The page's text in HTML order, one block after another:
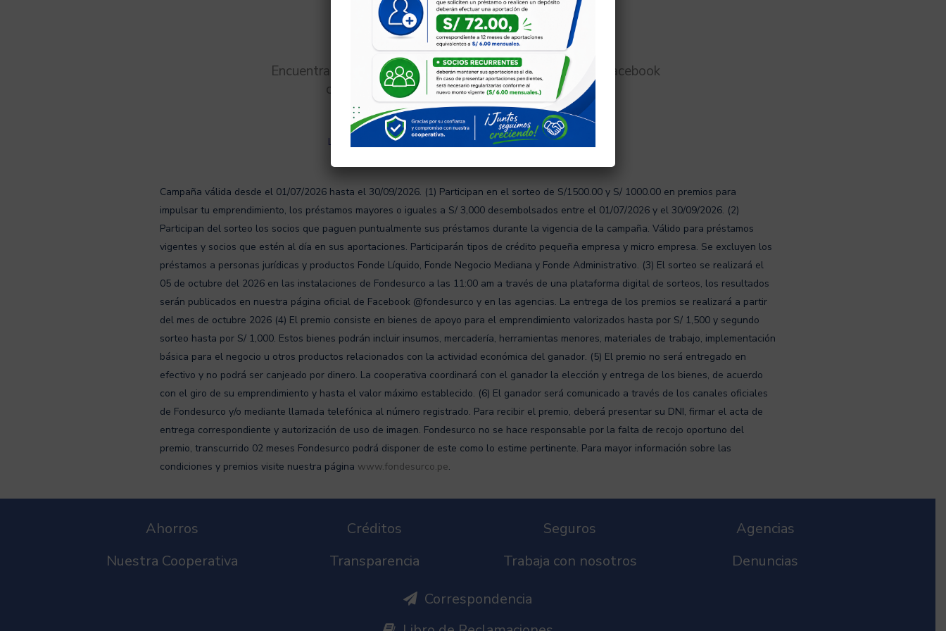
Encuentra tu Agencia más
cercana
Leer más
Escríbenos por Facebook
Leer más
Campaña válida desde el 01/07/2026 hasta el 30/09/2026. (1) Participan en el sorteo de S/1500.00 y S/ 1000.00 en premios para
impulsar tu emprendimiento, los préstamos mayores o iguales a S/ 3,000 desembolsados entre el 01/07/2026 y el 30/09/2026. (2)
Participan del sorteo los socios que paguen puntualmente sus préstamos durante la vigencia de la campaña. Válido para préstamos
vigentes y socios que estén al día en sus aportaciones. Participarán tipos de crédito pequeña empresa y micro empresa. Se excluyen los
préstamos a personas jurídicas y productos Fonde Líquido, Fonde Negocio Mediana y Fonde Administrativo. (3) El sorteo se realizará el
05 de octubre del 2026 en las instalaciones de Fondesurco a las 11:00 am a través de una plataforma digital de sorteos, los resultados
serán publicados en nuestra página oficial de Facebook @fondesurco y en las agencias. La entrega de los premios se realizará a partir
del mes de octubre 2026 (4) El premio consiste en bienes de apoyo para el emprendimiento valorizados hasta por S/ 1,500 y segundo
sorteo hasta por S/ 1,000. Estos bienes podrán incluir insumos, mercadería, herramientas menores, materiales de trabajo, implementación
básica para el negocio u otros productos relacionados con la actividad económica del ganador. (5) El premio no será entregado en
efectivo y no podrá ser canjeado por dinero. La cooperativa coordinará con el ganador la elección y entrega de los bienes, de acuerdo
con el giro de su emprendimiento y hasta el valor máximo establecido. (6) El ganador será comunicado a través de los canales oficiales
de Fondesurco y/o mediante llamada telefónica al número registrado. Para recibir el premio, deberá presentar su DNI, firmar el acta de
entrega correspondiente y autorización de uso de imagen. Fondesurco no se hace responsable por la falta de recojo oportuno del
premio, transcurrido 02 meses Fondesurco podrá disponer de este como lo estime pertinente. Para mayor información sobre las
condiciones y premios visite nuestra página www.fondesurco.pe.
Ahorros
Nuestra Cooperativa
Créditos
Transparencia
Seguros
Trabaja con nosotros
Agencias
Denuncias
Correspondencia